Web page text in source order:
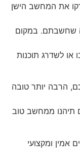
את המחשב הישן
שחשבתם. במקום
לשדרג תוכנות
הרבה יותר טובה
תיהנו ממחשב טוב
אמין ומקצועי